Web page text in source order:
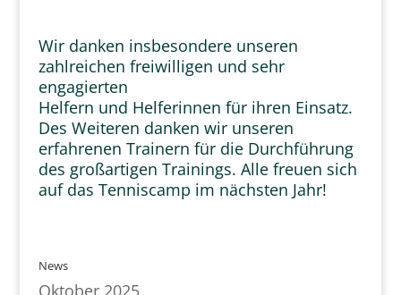
Wir danken insbesondere unseren
zahlreichen freiwilligen und sehr
engagierten
Helfern und Helferinnen für ihren Einsatz.
Des Weiteren danken wir unseren
erfahrenen Trainern für die Durchführung
des großartigen Trainings. Alle freuen sich
auf das Tenniscamp im nächsten Jahr!
News
Oktober 2025